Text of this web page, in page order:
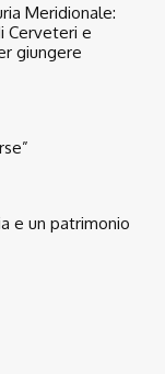
Meridionale:
Cerveteri e
giungere
e un patrimonio